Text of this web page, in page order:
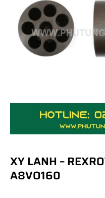
XY LANH –
A8VO160